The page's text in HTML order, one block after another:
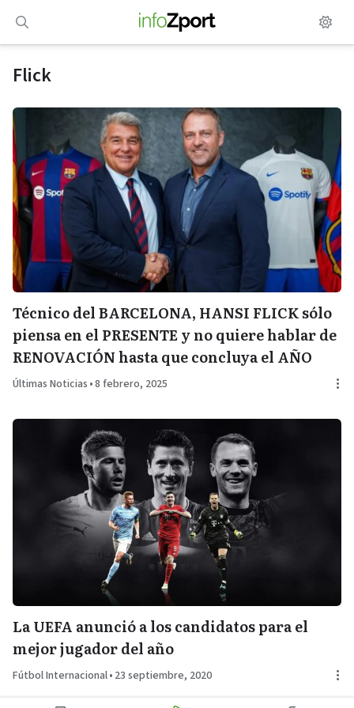
contenido
Flick
Técnico del BARCELONA, HANSI FLICK sólo
piensa en el PRESENTE y no quiere hablar de
RENOVACIÓN hasta que concluya el AÑO
Últimas Noticias •8 febrero, 2025
La UEFA anunció a los candidatos para el
mejor jugador del año
Fútbol Internacional• 23 septiembre, 2020